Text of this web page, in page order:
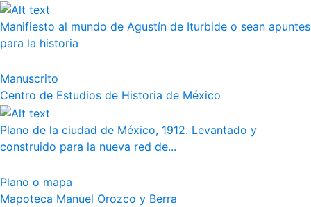
Manifiesto al mundo de Agustín de Iturbide o sean apuntes
para la historia
Manuscrito
Centro de Estudios de Historia de México
Plano de la ciudad de México, 1912. Levantado y
construido para la nueva red de...
Plano o mapa
Mapoteca Manuel Orozco y Berra